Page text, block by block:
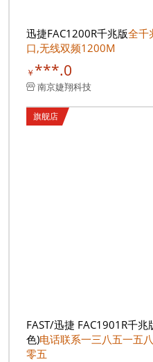
迅捷FAC1200R千兆版全千
口,无线双频1200M
￥ ***.0
南京婕翔科技
旗舰店
FAST/迅捷 FAC1901R千兆
色)电话联系一三八五一五
零五